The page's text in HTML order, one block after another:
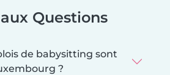
Questions
de babysitting sont
?